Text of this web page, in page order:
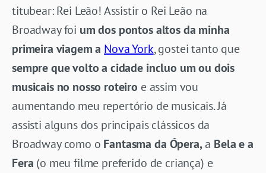
titubear: Rei Leão! Assistir o Rei Leão na
Broadway foi um dos pontos altos da minha
primeira viagem a Nova York, gostei tanto que
sempre que volto a cidade incluo um ou dois
musicais no nosso roteiro e assim vou
aumentando meu repertório de musicais. Já
assisti alguns dos principais clássicos da
Broadway como o Fantasma da Ópera,a Bela e a
Fera (o meu filme preferido de criança) e